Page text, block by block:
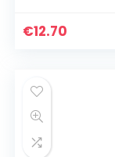
houten lepels,
€12.70